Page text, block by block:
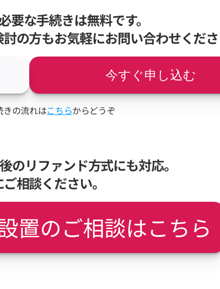
要な手続きは無料です。
の方もお気軽にお問い合わせくだ
今すぐ申し込む
きの流れはこちらからどうぞ
のリファンド方式にも対応。
相談ください。
置のご相談はこちら